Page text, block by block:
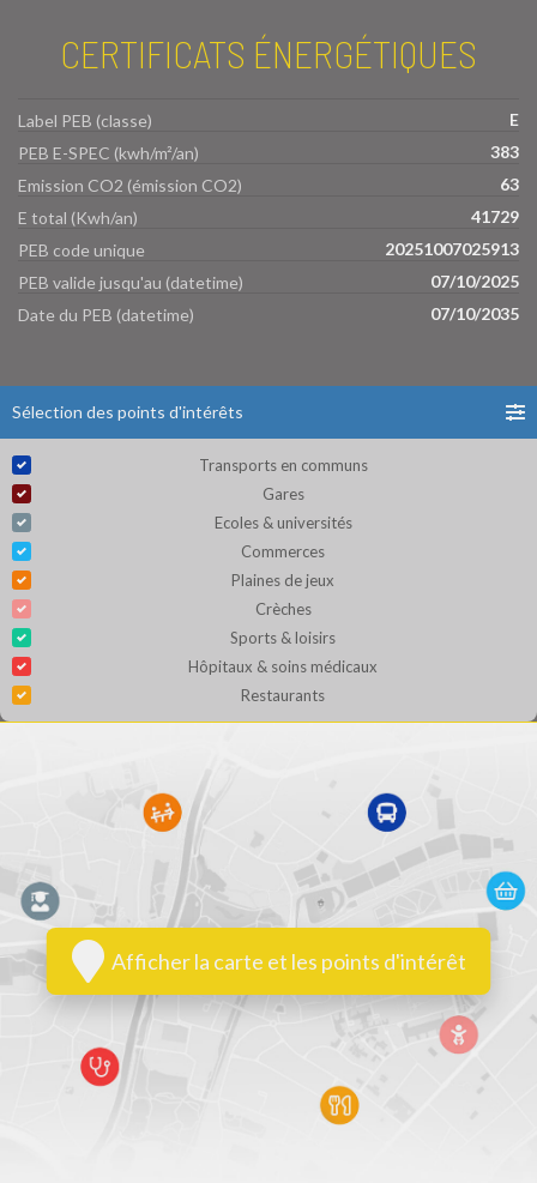
CERTIFICATS ÉNERGÉTIQUES
Label PEB (classe)
E
PEB E-SPEC (kwh/m²/an)
383
Emission CO2 (émission CO2)
63
E total (Kwh/an)
41729
PEB code unique
20251007025913
PEB valide jusqu'au (datetime)
07/10/2025
Date du PEB (datetime)
07/10/2035
Sélection des points d'intérêts
Transports en communs
Gares
Ecoles & universités
Commerces
Plaines de jeux
Crèches
Sports & loisirs
Hôpitaux & soins médicaux
Restaurants
Afficher la carte et les points d'intérêt